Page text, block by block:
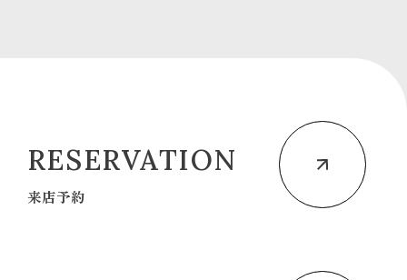
RESERVATION
来店予約